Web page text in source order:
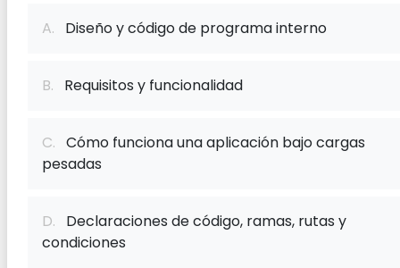
A. Diseño y código de programa interno
B. Requisitos y funcionalidad
C. Cómo funciona una aplicación bajo cargas
pesadas
D. Declaraciones de código, ramas, rutas y
condiciones